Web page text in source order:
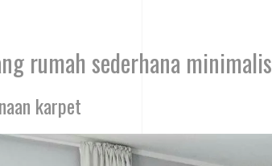
rumah sederhana minimalis
karpet